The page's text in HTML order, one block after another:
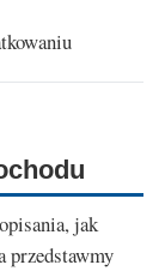
jak
przedstawmy